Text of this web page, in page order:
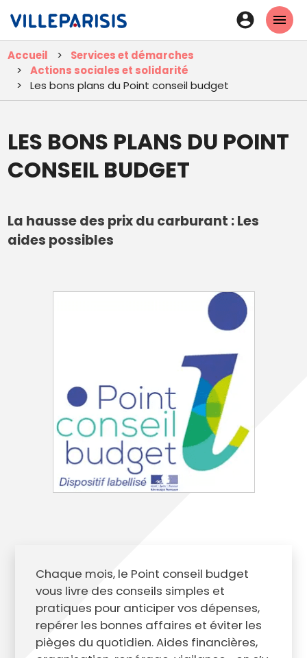
contenu
principal
En-
tête
Accueil
Services et démarches
Actions sociales et solidarité
Les bons plans du Point conseil budget
LES BONS PLANS DU POINT
CONSEIL BUDGET
La hausse des prix du carburant : Les
aides possibles
Chaque mois, le Point conseil budget
vous livre des conseils simples et
pratiques pour anticiper vos dépenses,
repérer les bonnes affaires et éviter les
pièges du quotidien. Aides financières,